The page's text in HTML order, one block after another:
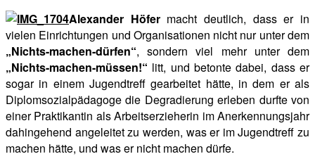
Alexander Höfermacht deutlich, dass er in
vielen Einrichtungen und Organisationen nicht nur unter dem
„Nichts-machen-dürfen“, sondern viel mehr unter dem
„Nichts-machen-müssen!“ litt, und betonte dabei, dass er
sogar in einem Jugendtreff gearbeitet hätte, in dem er als
Diplomsozialpädagoge die Degradierung erleben durfte von
einer Praktikantin als Arbeitserzieherin im Anerkennungsjahr
dahingehend angeleitet zu werden, was er im Jugendtreff zu
machen hätte, und was er nicht machen dürfe.